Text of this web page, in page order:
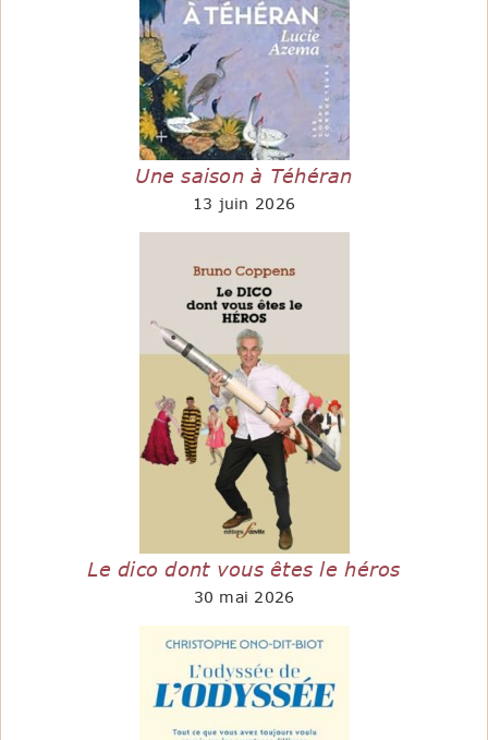
Une saison à Téhéran
13 juin 2026
Le dico dont vous êtes le héros
30 mai 2026